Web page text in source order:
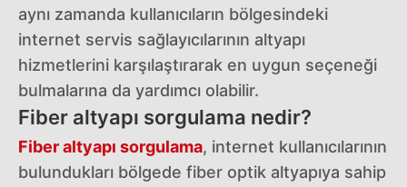
aynı zamanda kullanıcıların bölgesindeki
internet servis sağlayıcılarının altyapı
hizmetlerini karşılaştırarak en uygun seçeneği
bulmalarına da yardımcı olabilir.
Fiber altyapı sorgulama nedir?
Fiber altyapı sorgulama, internet kullanıcılarının
bulundukları bölgede fiber optik altyapıya sahip